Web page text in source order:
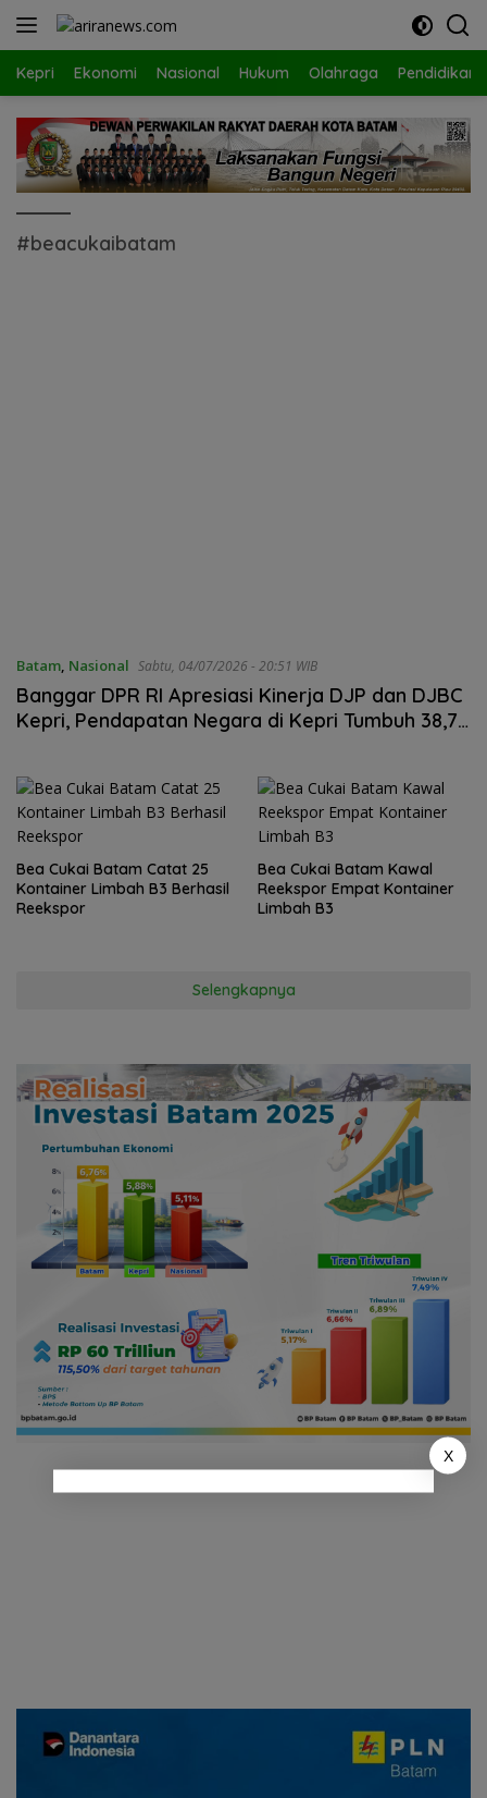
Langsung
Kepri Ekonomi Nasional Hukum Olahraga Pendidikan
#beacukaibatam
Batam, Nasional Sabtu, 04/07/2026 - 20:51 WIB
Banggar DPR RI Apresiasi Kinerja DJP dan DJBC
Kepri, Pendapatan Negara di Kepri Tumbuh 38,76
Bea Cukai Batam Catat 25
Kontainer Limbah B3 Berhasil
Reekspor
Bea Cukai Batam Kawal
Reekspor Empat Kontainer
Limbah B3
Selengkapnya
X